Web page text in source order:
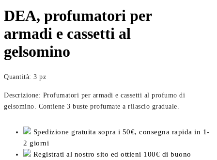
DEA, profumatori per
armadi e cassetti al
gelsomino
Quantità: 3 pz
Descrizione: Profumatori per armadi e cassetti al profumo di
gelsomino. Contiene 3 buste profumate a rilascio graduale.
Spedizione gratuita sopra i 50€, consegna rapida in 1-
2 giorni
Registrati al nostro sito ed ottieni 100€ di buono